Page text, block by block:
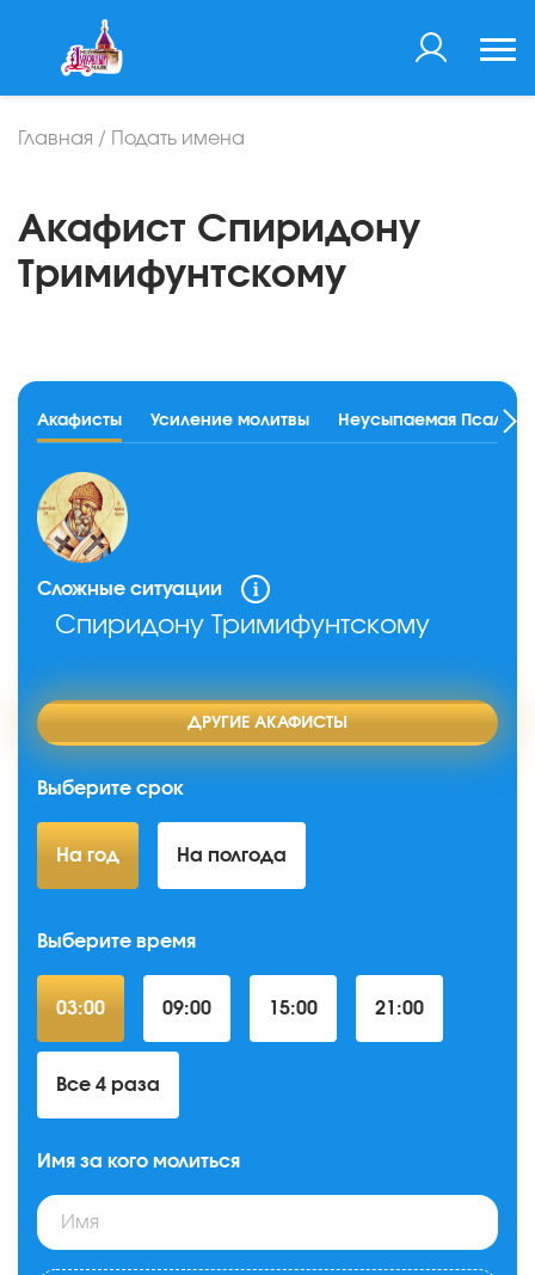
Главная / Подать имена
Акафист Спиридону
Тримифунтскому
Акафисты Усиление молитвы Неусыпаемая
Сложные ситуации
Спиридону Тримифунтскому
ДРУГИЕ АКАФИСТЫ
Выберите срок
На год На полгода
Выберите время
03:00 09:00 15:00 21:00
Все 4 раза
Имя за кого молиться